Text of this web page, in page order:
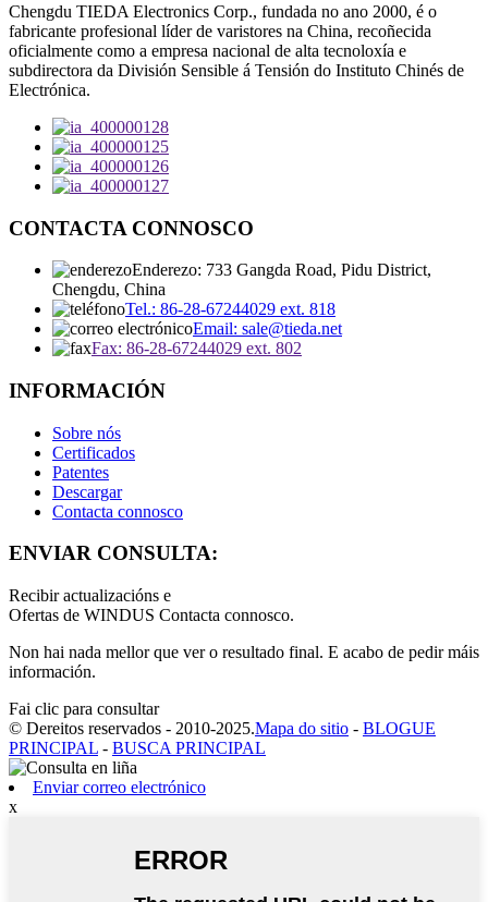
Chengdu TIEDA Electronics Corp., fundada no ano 2000, é o
fabricante profesional líder de varistores na China, recoñecida
oficialmente como a empresa nacional de alta tecnoloxía e
subdirectora da División Sensible á Tensión do Instituto Chinés de
Electrónica.
CONTACTA CONNOSCO
Enderezo: 733 Gangda Road, Pidu District,
Chengdu, China
Tel.: 86-28-67244029 ext. 818
Email: sale@tieda.net
Fax: 86-28-67244029 ext. 802
INFORMACIÓN
Sobre nós
Certificados
Patentes
Descargar
Contacta connosco
ENVIAR CONSULTA:
Recibir actualizacións e
Ofertas de WINDUS Contacta connosco.
Non hai nada mellor que ver o resultado final. E acabo de pedir máis
información.
Fai clic para consultar
© Dereitos reservados - 2010-2025.Mapa do sitio - BLOGUE
PRINCIPAL - BUSCA PRINCIPAL
Enviar correo electrónico
x